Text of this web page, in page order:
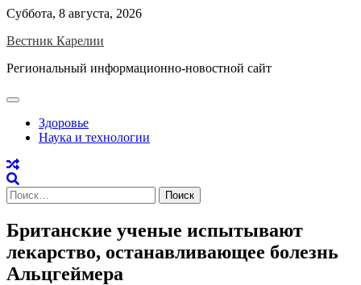
Skip
content
Суббота, 8 августа, 2026
Вестник Карелии
Региональный информационно-новостной сайт
Здоровье
Наука и технологии
Найти:
Британские ученые испытывают
лекарство, останавливающее болезнь
Альцгеймера